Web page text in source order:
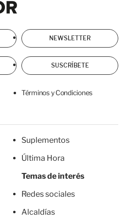
NEWSLETTER
SUSCRÍBETE
Términos y Condiciones
Suplementos
Última Hora
Temas de interés
Redes sociales
Alcaldías